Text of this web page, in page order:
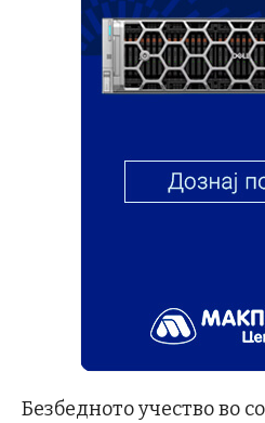
Безбедното учество во